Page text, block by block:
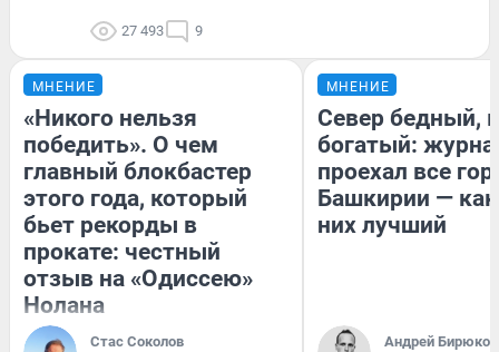
27 493 9
МНЕНИЕ
«Никого нельзя
победить». О чем
главный блокбастер
этого года, который
бьет рекорды в
прокате: честный
отзыв на «Одиссею»
Нолана
Стас Соколов
МНЕНИЕ
Север бедный,
богатый:
проехал все
Башкирии —
них лучший
Андрей Бирюков